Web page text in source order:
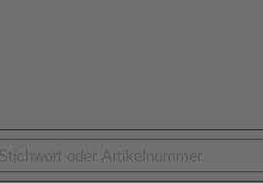
/ Han®